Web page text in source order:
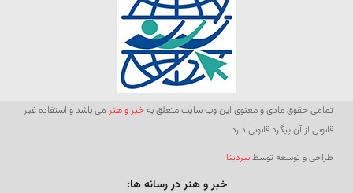
تمامی حقوق مادی و معنوی این وب سایت متعلق بهخبر و هنر می باشد و استفاده غیر
قانونی از آن پیگرد قانونی دارد.
طراحی و توسعه توسطبیردیتا
خبر و هنر در رسانه ها: